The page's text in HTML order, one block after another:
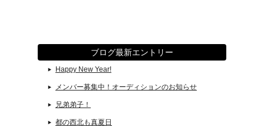
ブログ最新エントリー
Happy New Year!
メンバー募集中！オーディションのお知らせ
兄弟弟子！
都の西北も真夏日